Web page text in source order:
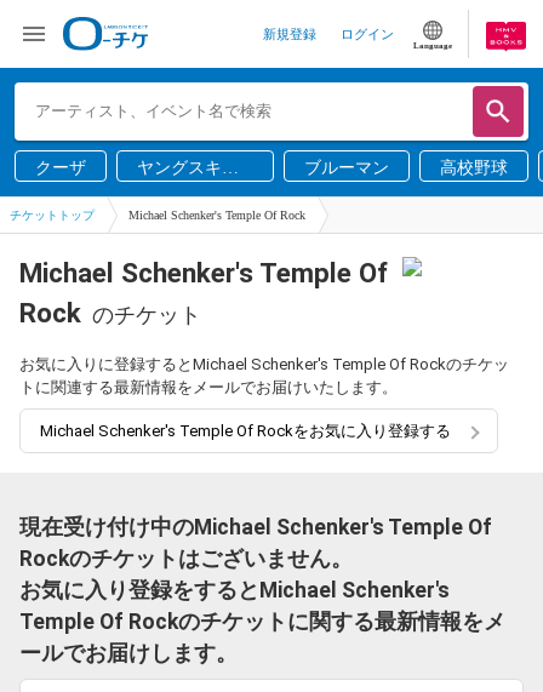
新規登録 ログイン
Language
クーザ
ヤングスキニ
ー
ブルーマン 高校野球
チケットトップ Michael Schenker's Temple Of Rock
Michael Schenker's Temple Of
Rock のチケット
お気に入りに登録するとMichael Schenker's Temple Of Rockのチケッ
トに関連する最新情報をメールでお届けいたします。
Michael Schenker's Temple Of Rockをお気に入り登録する
現在受け付け中のMichael Schenker's Temple Of
Rockのチケットはございません。
お気に入り登録をするとMichael Schenker's
Temple Of Rockのチケットに関する最新情報をメ
ールでお届けします。